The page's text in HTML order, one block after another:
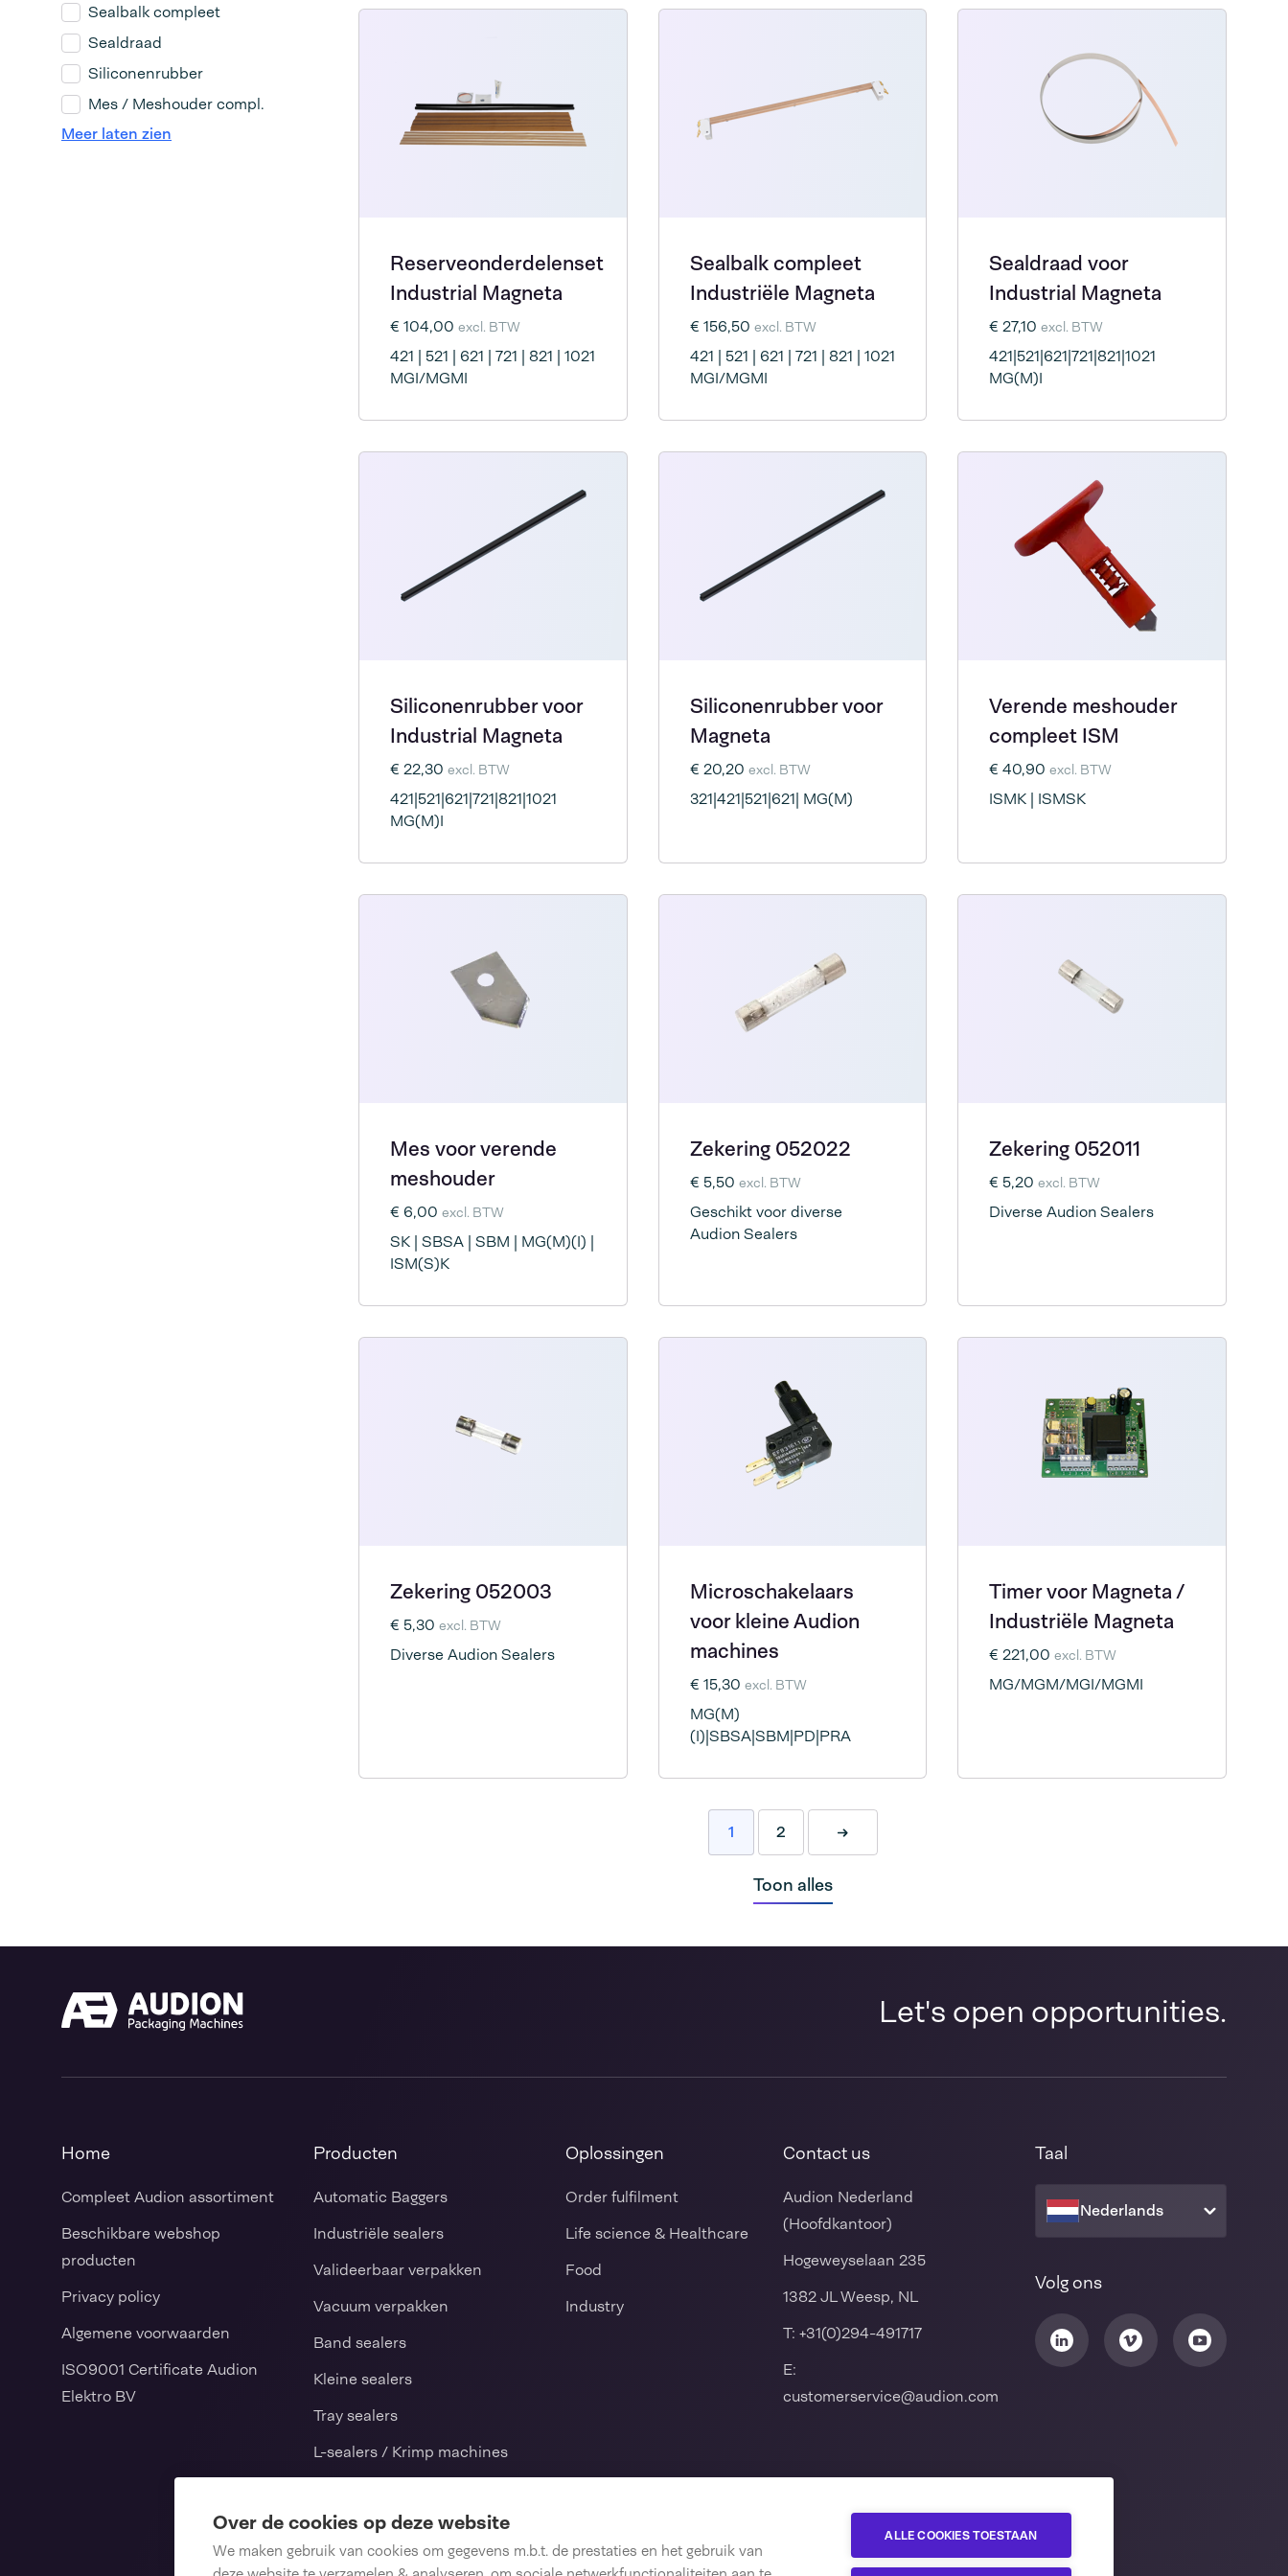
Over de cookies op deze website
We maken gebruik van cookies om gegevens m.b.t. de prestaties en het gebruik van
ALLE COOKIES TOESTAAN
Sealbalk compleet
Sealdraad
Siliconenrubber
Mes / Meshouder compl.
Meer laten zien
Reserveonderdelenset
Industrial Magneta
€ 104,00 excl. BTW
421 | 521 | 621 | 721 | 821 | 1021
MGI/MGMI
Sealbalk compleet
Industriële Magneta
€ 156,50 excl. BTW
421 | 521 | 621 | 721 | 821 | 1021
MGI/MGMI
Sealdraad voor
Industrial Magneta
€ 27,10excl. BTW
421|521|621|721|821|1021
MG(M)I
Siliconenrubber voor
Industrial Magneta
€ 22,30 excl. BTW
421|521|621|721|821|1021
MG(M)I
Siliconenrubber voor
Magneta
€ 20,20 excl. BTW
321|421|521|621| MG(M)
Verende meshouder
compleet ISM
€ 40,90excl. BTW
ISMK | ISMSK
Mes voor verende
meshouder
€ 6,00 excl. BTW
SK | SBSA | SBM | MG(M)(I) |
ISM(S)K
Zekering 052022
€ 5,50 excl. BTW
Geschikt voor diverse
Audion Sealers
Zekering 052011
€ 5,20excl. BTW
Diverse Audion Sealers
Zekering 052003
€ 5,30 excl. BTW
Diverse Audion Sealers
Microschakelaars
voor kleine Audion
machines
€ 15,30 excl. BTW
MG(M)
(I)|SBSA|SBM|PD|PRA
Timer voor Magneta /
Industriële Magneta
€ 221,00excl. BTW
MG/MGM/MGI/MGMI
1 2 Volgende
Toon alles
Let's open opportunities.
Home
Compleet Audion assortiment
Beschikbare webshop
producten
Privacy policy
Algemene voorwaarden
ISO9001 Certificate Audion
Elektro BV
Producten
Automatic Baggers
Industriële sealers
Valideerbaar verpakken
Vacuum verpakken
Band sealers
Kleine sealers
Tray sealers
L-sealers / Krimp machines
sluitmachines
Consumables
Oplossingen
Order fulfilment
Life science & Healthcare
Food
Industry
Contact us
Audion Nederland
(Hoofdkantoor)
Hogeweyselaan 235
1382 JL Weesp, NL
T: +31(0)294-491717
E:
customerservice@audion.com
Taal
Nederlands
Volg ons